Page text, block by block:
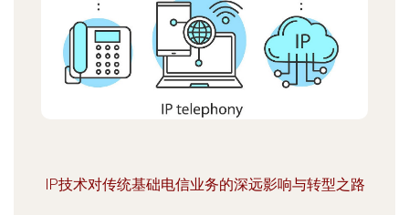
IP技术对传统基础电信业务的深远影响与转型之路